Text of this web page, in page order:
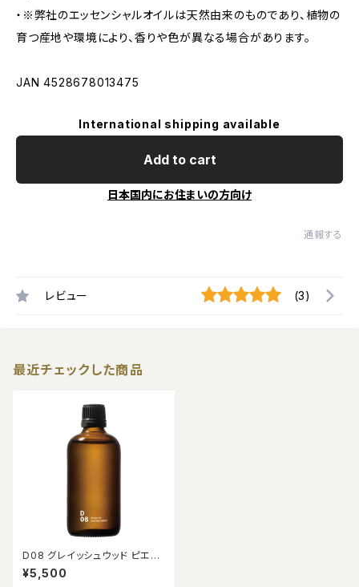
・※弊社のエッセンシャルオイルは天然由来のものであり、植物の
育つ産地や環境により、香りや色が異なる場合があります。
JAN 4528678013475
International shipping available
Add to cart
日本国内にお住まいの方向け
通報する
レビュー (3)
最近チェックした商品
D08 グレイッシュウッド ピエゾ
アロマオイル 100ml
¥5,500